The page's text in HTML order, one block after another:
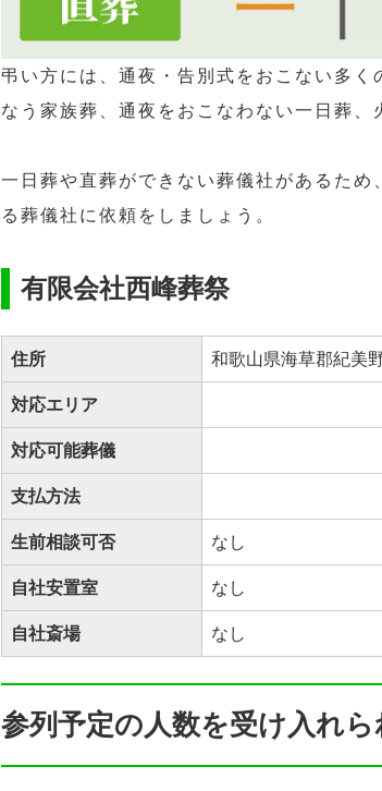
弔い方には、通夜・告別式をおこない多
なう家族葬、通夜をおこなわない一日葬、
一日葬や直葬ができない葬儀社があるた
る葬儀社に依頼をしましょう。
有限会社西峰葬祭
住所 和歌山県海草郡紀美
対応エリア
対応可能葬儀
支払方法
生前相談可否 なし
自社安置室 なし
自社斎場 なし
参列予定の人数を受け入れ